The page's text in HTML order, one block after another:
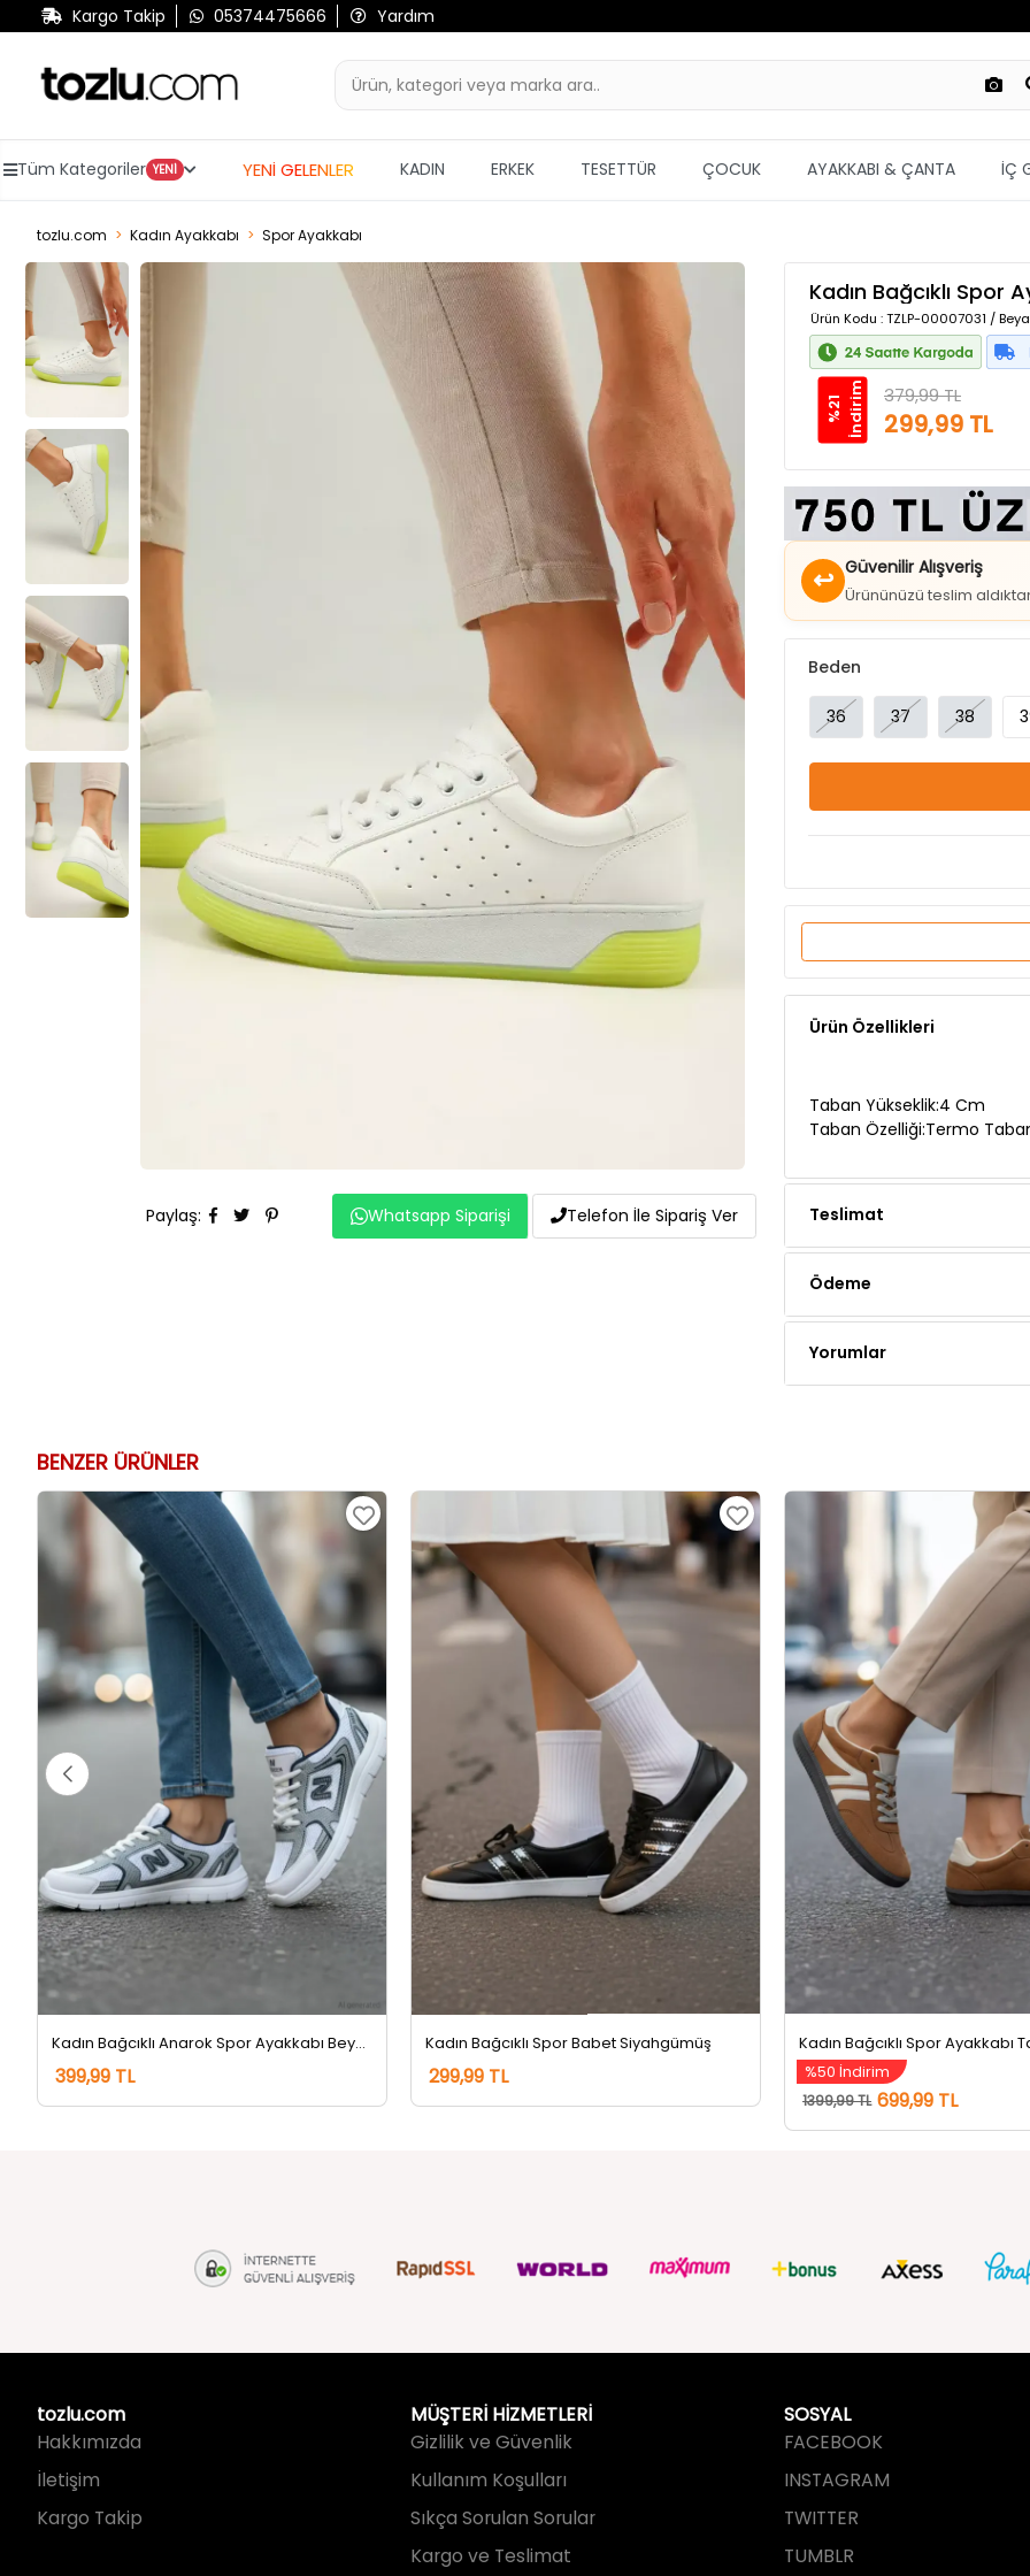
Kargo Takip 05374475666 Yardım
Tüm Kategoriler YENİ YENİ GELENLER KADIN ERKEK TESETTÜR ÇOCUK AYAKKABI & ÇANTA İÇ
tozlu.com Kadın Ayakkabı Spor Ayakkabı
Paylaş: Whatsapp Siparişi Telefon İle Sipariş Ver
Kadın Bağcıklı Spor
Ürün Kodu : TZLP-00007031 /
%
2
1
İ
n
d
i
r
i m 379,99 TL
299,99 TL
↩ Güvenilir Alışveriş
Ürününüzü teslim
36
Ürün Özellikleri
399,99 TL
Kadın Bağcıklı Spor Babet Siyahgümüş
299,99 TL
Kadın Bağcıklı Spor Ayakkabı
%50 İndirim
1399,99 TL 699,99 TL
tozlu.com
İletişim
Kargo Takip
MÜŞTERİ HİZMETLERİ
Kullanım Koşulları
SOSYAL
INSTAGRAM